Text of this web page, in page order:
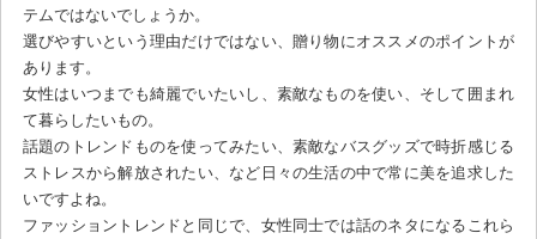
テムではないでしょうか。
選びやすいという理由だけではない、贈り物にオススメのポイントが
あります。
女性はいつまでも綺麗でいたいし、素敵なものを使い、そして囲まれ
て暮らしたいもの。
話題のトレンドものを使ってみたい、素敵なバスグッズで時折感じる
ストレスから解放されたい、など日々の生活の中で常に美を追求した
いですよね。
ファッショントレンドと同じで、女性同士では話のネタになるこれら